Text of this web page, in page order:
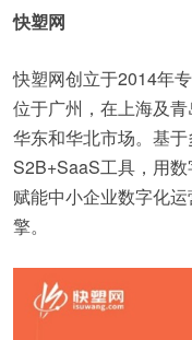
快塑网
快塑网创立于2014年
位于广州，在上海及青
华东和华北市场。基
S2B+SaaS工具，用
赋能中小企业数字化
擎。